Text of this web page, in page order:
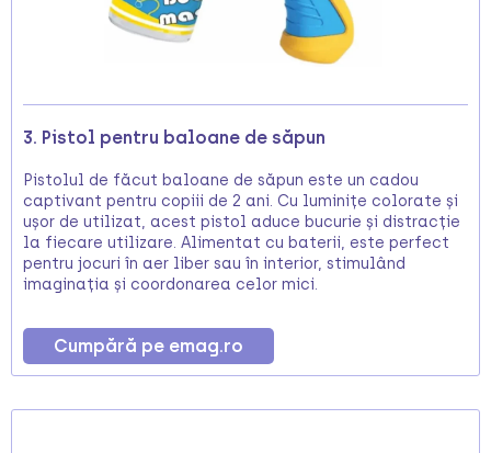
3. Pistol pentru baloane de săpun
Pistolul de făcut baloane de săpun este un cadou
captivant pentru copiii de 2 ani. Cu luminițe colorate și
ușor de utilizat, acest pistol aduce bucurie și distracție
la fiecare utilizare. Alimentat cu baterii, este perfect
pentru jocuri în aer liber sau în interior, stimulând
imaginația și coordonarea celor mici.
Cumpără pe emag.ro